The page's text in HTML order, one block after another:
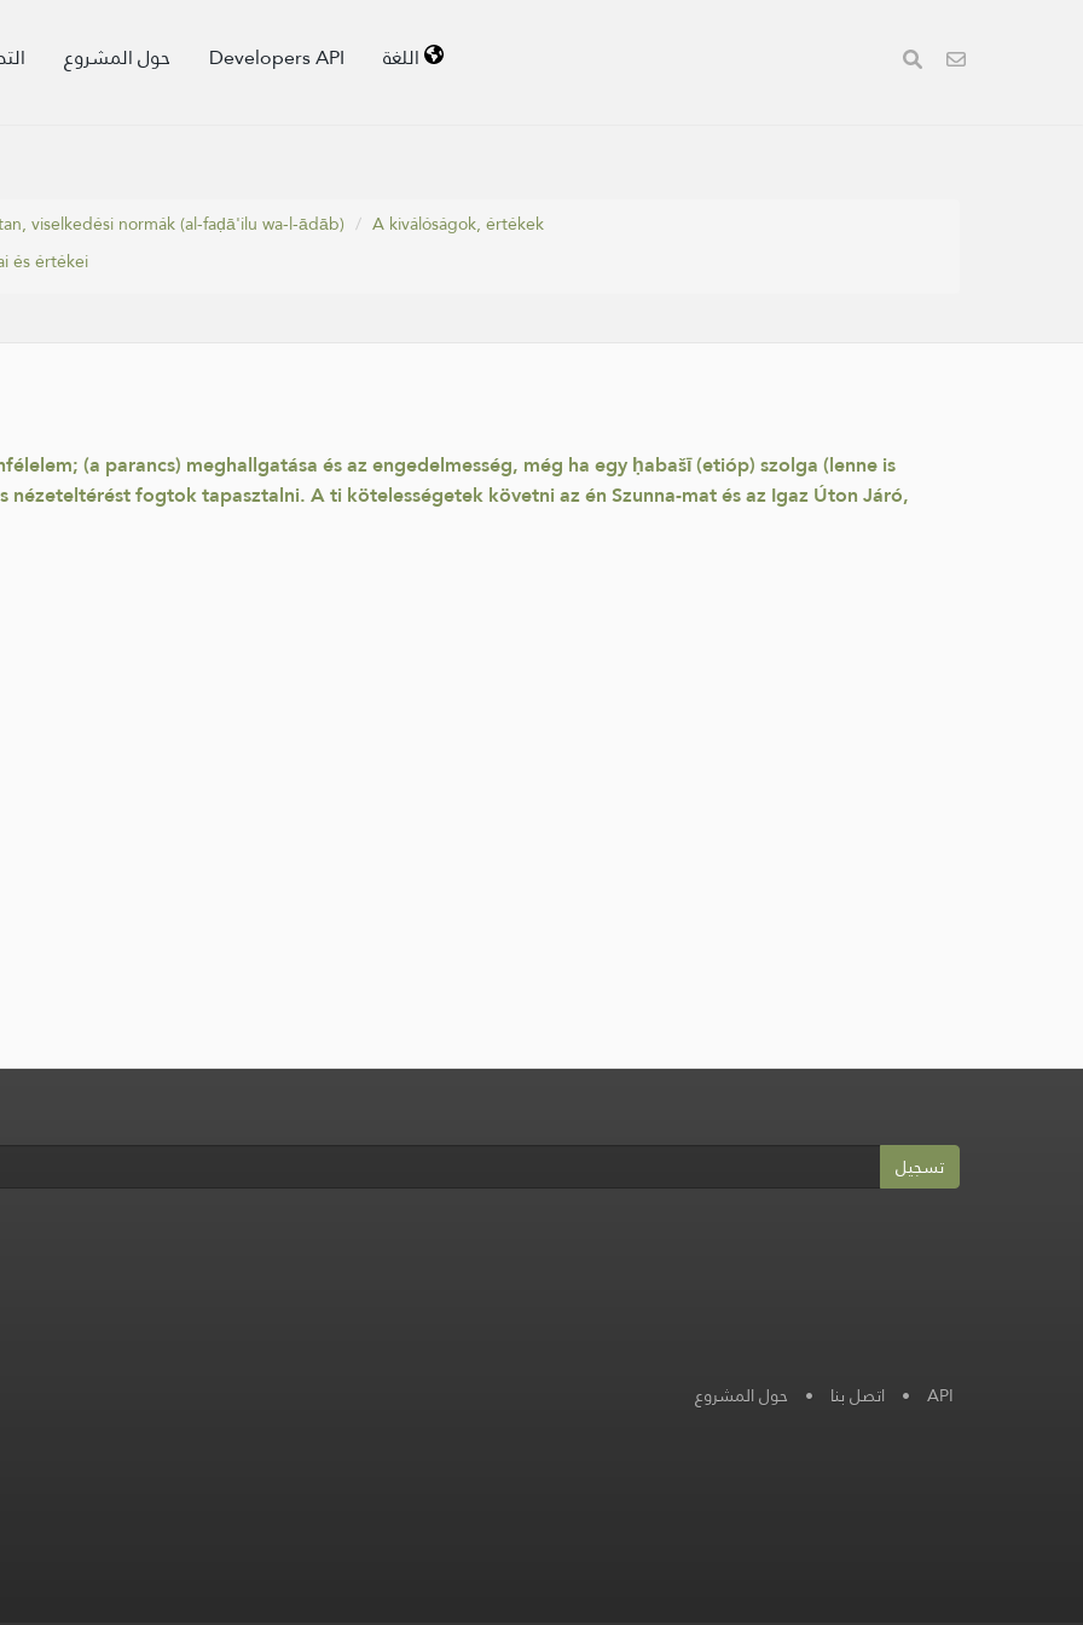
حول المشروع Developers API اللغة
viselkedési normák (al-faḍā'ilu wa-l-ādāb)
A kiválóságok, értékek
és értékei
(a parancs) meghallgatása és az engedelmesség, még ha egy ḥabašī (etióp) szolga (lenne is
nézeteltérést fogtok tapasztalni. A ti kötelességetek követni az én Szunna-mat és az Igaz Úton Járó,
تسجيل
حول المشروع • اتصل بنا • API